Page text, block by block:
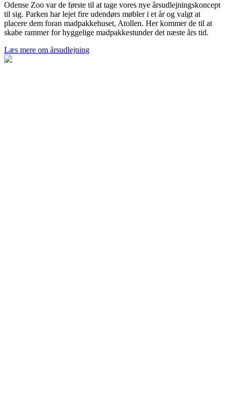
Odense Zoo var de første til at tage vores nye årsudlejningskoncept
til sig. Parken har lejet fire udendørs møbler i et år og valgt at
placere dem foran madpakkehuset, Atollen. Her kommer de til at
skabe rammer for hyggelige madpakkestunder det næste års tid.
Læs mere om årsudlejning